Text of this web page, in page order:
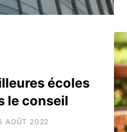
écoles
le conseil
AOÛT 2022